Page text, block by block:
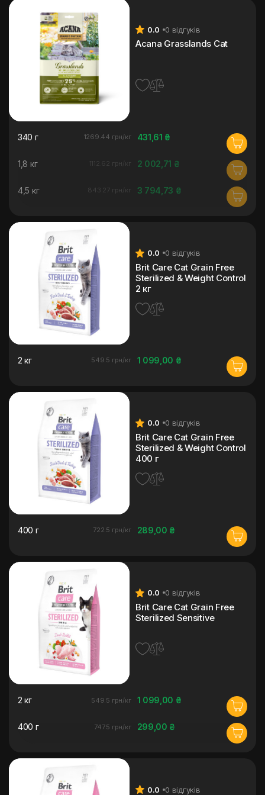
0.0 0 відгуків
Acana Grasslands Cat
431,61 ₴
340 г 1269.44 грн/кг
2 002,71 ₴
1,8 кг 1112.62 грн/кг
3 794,73 ₴
4,5 кг 843.27 грн/кг
0.0 0 відгуків
Brit Care Cat Grain Free
Sterilized & Weight Control
2 кг
1 099,00 ₴
2 кг 549.5 грн/кг
0.0 0 відгуків
Brit Care Cat Grain Free
Sterilized & Weight Control
400 г
289,00 ₴
400 г 722.5 грн/кг
0.0 0 відгуків
Brit Care Cat Grain Free
Sterilized Sensitive
1 099,00 ₴
2 кг 549.5 грн/кг
299,00 ₴
400 г 747.5 грн/кг
0.0 0 відгуків